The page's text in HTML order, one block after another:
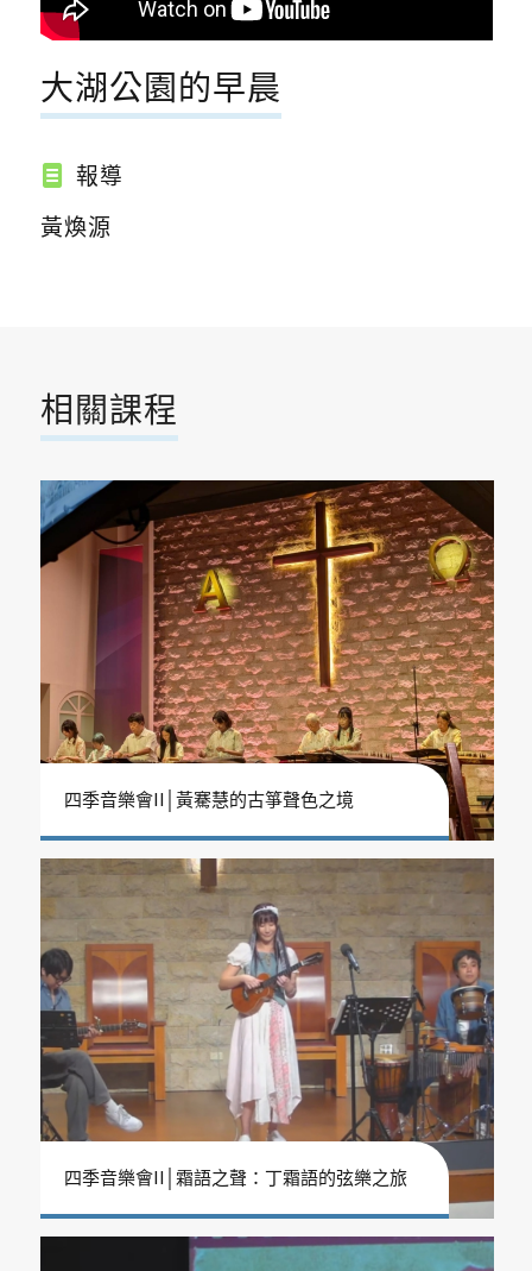
大湖公園的早晨
報導
黃煥源
相關課程
四季音樂會II│黃騫慧的古箏聲色之境
四季音樂會II│霜語之聲：丁霜語的弦樂之旅